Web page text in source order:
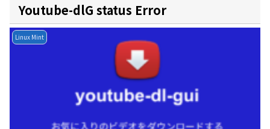
Youtube-dlG status Error
Linux Mint